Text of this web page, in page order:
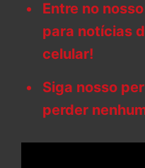
Entre no
para notícias
celular!
Siga nosso
perder